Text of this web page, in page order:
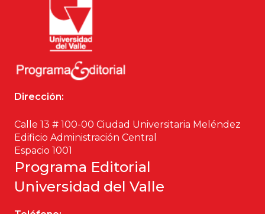
Dirección:
Calle 13 # 100-00 Ciudad Universitaria Meléndez
Edificio Administración Central
Espacio 1001
Programa Editorial
Universidad del Valle